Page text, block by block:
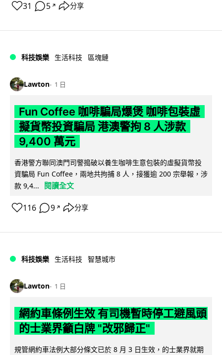
31 5 ↗ 分享
科技娛樂 生活科技 區塊鏈
Lawton 1 日
Fun Coffee 咖啡騙局爆煲 咖啡包裝虛
擬貨幣投資騙局 港澳警拘 8 人涉款
9,400 萬元
香港警方聯同澳門司警搗破以養生咖啡生意包裝的虛擬貨幣投
資騙局 Fun Coffee，兩地共拘捕 8 人，接獲逾 200 宗舉報，涉
款 9,4...
閱讀全文
116 9 ↗ 分享
科技娛樂 生活科技 智慧城市
Lawton 1 日
網約車條例生效 有司機暫時停工避風頭
的士業界籲白牌 "改邪歸正"
規管網約車法例大部分條文已於 8 月 3 日生效，的士業界就期